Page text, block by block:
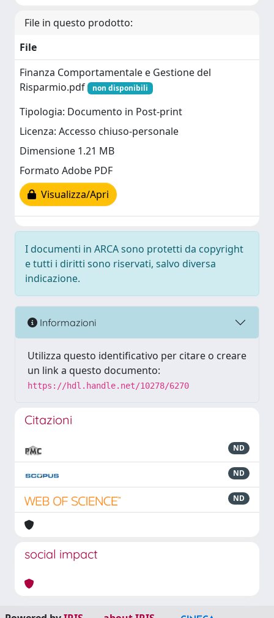
File in questo prodotto:
File
Finanza Comportamentale e Gestione del
Risparmio.pdf
non disponibili
Tipologia: Documento in Post-print
Licenza: Accesso chiuso-personale
Dimensione 1.21 MB
Formato Adobe PDF
Visualizza/Apri
I documenti in ARCA sono protetti da copyright
e tutti i diritti sono riservati, salvo diversa
indicazione.
Informazioni
Utilizza questo identificativo per citare o creare
un link a questo documento:
https://hdl.handle.net/10278/6270
Citazioni
ND
ND
ND
social impact